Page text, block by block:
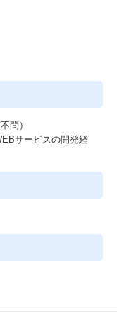
問）
サービスの開発経